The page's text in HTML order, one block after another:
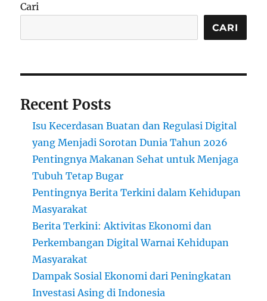
Cari
CARI
Recent Posts
Isu Kecerdasan Buatan dan Regulasi Digital
yang Menjadi Sorotan Dunia Tahun 2026
Pentingnya Makanan Sehat untuk Menjaga
Tubuh Tetap Bugar
Pentingnya Berita Terkini dalam Kehidupan
Masyarakat
Berita Terkini: Aktivitas Ekonomi dan
Perkembangan Digital Warnai Kehidupan
Masyarakat
Dampak Sosial Ekonomi dari Peningkatan
Investasi Asing di Indonesia